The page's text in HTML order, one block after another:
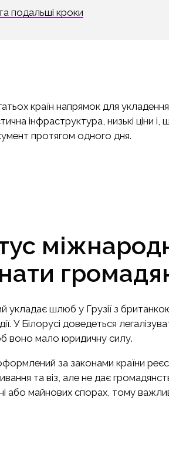
подальші кроки
країн напрямок для
інфраструктура, низькі ціни
протягом одного дня.
укладає шлюб у Грузії з
У Білорусі доведеться
воно мало юридичну силу.
за законами країни
та віз, але не дає
або майнових спорах, тому